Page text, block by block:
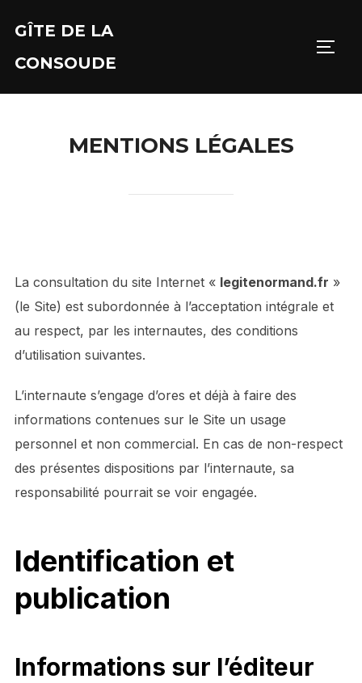
contenu
GÎTE DE LA
CONSOUDE
MENTIONS LÉGALES
La consultation du site Internet « legitenormand.fr »
(le Site) est subordonnée à l’acceptation intégrale et
au respect, par les internautes, des conditions
d’utilisation suivantes.
L’internaute s’engage d’ores et déjà à faire des
informations contenues sur le Site un usage
personnel et non commercial. En cas de non-respect
des présentes dispositions par l’internaute, sa
responsabilité pourrait se voir engagée.
Identification et
publication
Informations sur l’éditeur